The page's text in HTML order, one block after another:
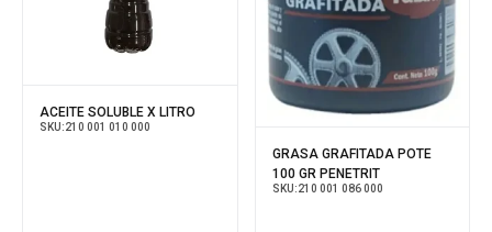
ACEITE SOLUBLE X LITRO
SKU:210 001 010 000
GRASA GRAFITADA POTE
100 GR PENETRIT
SKU:210 001 086 000